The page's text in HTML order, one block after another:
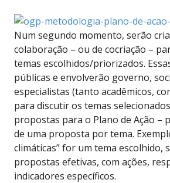
Num segundo momento, serão
colaboração – ou de cocriação –
temas escolhidos/priorizados.
públicas e envolverão governo,
especialistas (tanto acadêmicos,
para discutir os temas
propostas para o Plano de Ação –
de uma proposta por tema.
climáticas” for um tema escolhido,
propostas efetivas, com ações,
indicadores específicos.